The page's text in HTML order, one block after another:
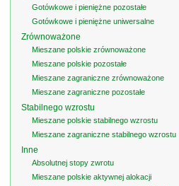
Gotówkowe i pieniężne pozostałe
Gotówkowe i pieniężne uniwersalne
Zrównoważone
Mieszane polskie zrównoważone
Mieszane polskie pozostałe
Mieszane zagraniczne zrównoważone
Mieszane zagraniczne pozostałe
Stabilnego wzrostu
Mieszane polskie stabilnego wzrostu
Mieszane zagraniczne stabilnego wzrostu
Inne
Absolutnej stopy zwrotu
Mieszane polskie aktywnej alokacji